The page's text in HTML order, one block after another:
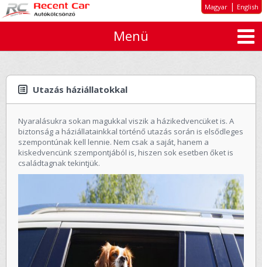
Magyar | English
Menü
Rólunk
Bérleti díjak
Tartós autóbérlés cégeknek
Ajánlatkérés
Elérhetőség
Utazás háziállatokkal
Nyaralásukra sokan magukkal viszik a házikedvencüket is. A
biztonság a háziállatainkkal történő utazás során is elsődleges
szempontúnak kell lennie. Nem csak a saját, hanem a
kiskedvencünk szempontjából is, hiszen sok esetben őket is
családtagnak tekintjük.